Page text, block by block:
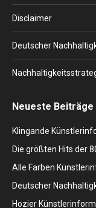
Disclaimer
Deutscher
Neueste Beiträge
Klingande
Die größten Hits der
Alle Farben
Deutscher
Hozier